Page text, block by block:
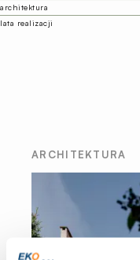
architektura
lata realizacji
ARCHITEKTURA